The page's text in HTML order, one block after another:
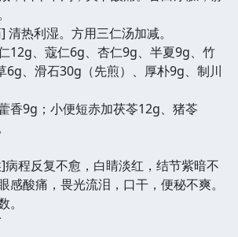
热利湿。方用三仁汤加减。
、蔻仁6g、杏仁9g、半夏9g、竹
6g、滑石30g（先煎）、厚朴9g、制川
9g；小便短赤加茯苓12g、猪苓
程反复不愈，白睛淡红，结节紫暗不
感酸痛，畏光流泪，口干，便秘不爽。